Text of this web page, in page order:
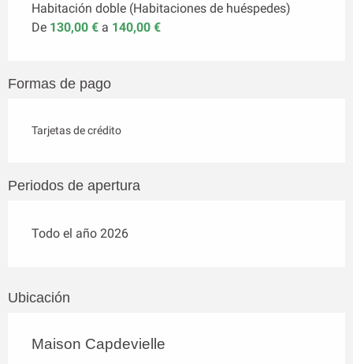
Habitación doble (Habitaciones de huéspedes)
De 130,00 € a 140,00 €
Formas de pago
Tarjetas de crédito
Periodos de apertura
Todo el año 2026
Ubicación
Maison Capdevielle